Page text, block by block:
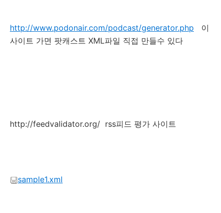
http://www.podonair.com/podcast/generator.php 이
사이트 가면 팟캐스트 XML파일 직접 만들수 있다
http://feedvalidator.org/ rss피드 평가 사이트
sample1.xml